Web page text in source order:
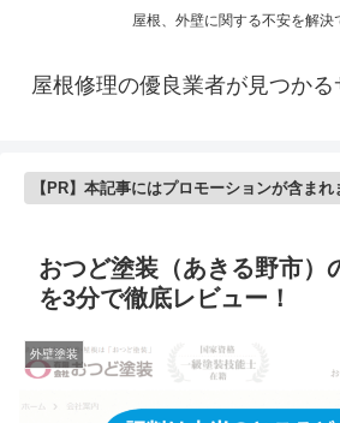
屋根、外壁に関する不安を解決
屋根修理の優良業者が見つか
【PR】本記事にはプロモーションが含まれ
おつど塗装（あきる野市）
を3分で徹底レビュー！
外壁塗装